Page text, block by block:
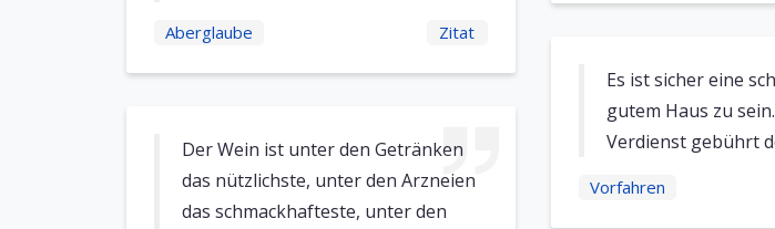
Aberglaube Zitat
Der Wein ist unter den Getränken
das nützlichste, unter den Arzneien
das schmackhafteste, unter den
Es ist sicher eine
gutem Haus zu
Verdienst gebührt
Vorfahren